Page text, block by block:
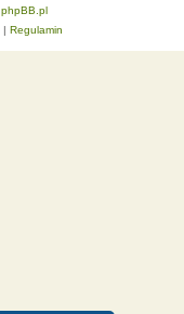
phpBB.pl
| Regulamin